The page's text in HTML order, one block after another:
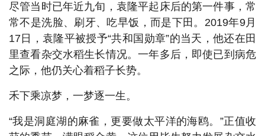
尽管当时已年近九旬，袁隆平起床后的第一件事，常
常不是洗脸、刷牙、吃早饭，而是下田。2019年9月
17日，袁隆平被授予“共和国勋章”的当天，他还在田
里查看杂交水稻生长情况。一年多后，即使已到病危
之际，他仍关心着稻子长势。
禾下乘凉梦，一梦逐一生。
“我是洞庭湖的麻雀，更要做太平洋的海鸥。”正值收